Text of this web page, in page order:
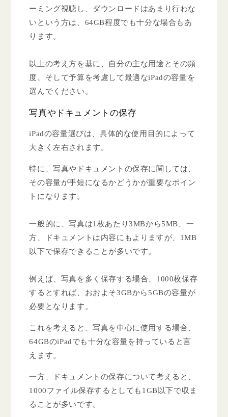
ーミング視聴し、ダウンロードはあまり行わな
いという方は、64GB程度でも十分な場合もあ
ります。
以上の考え方を基に、自分の主な用途とその頻
度、そして予算を考慮して最適なiPadの容量を
選んでください。
写真やドキュメントの保存
iPadの容量選びは、具体的な使用目的によって
大きく左右されます。
特に、写真やドキュメントの保存に関しては、
その容量が手短になるかどうかが重要なポイン
トになります。
一般的に、写真は1枚あたり3MBから5MB、一
方、ドキュメントは内容にもよりますが、1MB
以下で保存できることが多いです。
例えば、写真を多く保存する場合、1000枚保存
するとすれば、おおよそ3GBから5GBの容量が
必要となります。
これを考えると、写真を中心に使用する場合、
64GBのiPadでも十分な容量を持っていると言
えます。
一方、ドキュメントの保存について考えると、
1000ファイル保存するとしても1GB以下で収ま
ることが多いです。